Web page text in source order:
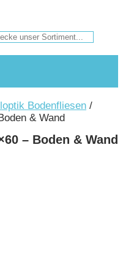
Bodenfliesen /
& Wand
– Boden & Wand